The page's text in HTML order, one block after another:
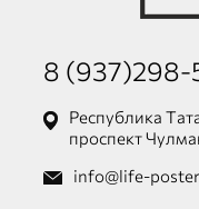
8 (937)298-
Республика
проспект
info@life-